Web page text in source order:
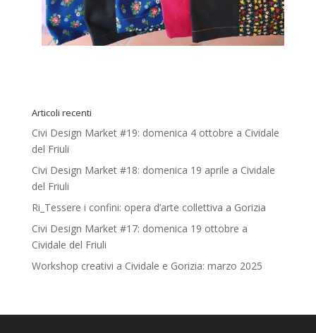
Articoli recenti
Civi Design Market #19: domenica 4 ottobre a Cividale
del Friuli
Civi Design Market #18: domenica 19 aprile a Cividale
del Friuli
Ri_Tessere i confini: opera d’arte collettiva a Gorizia
Civi Design Market #17: domenica 19 ottobre a
Cividale del Friuli
Workshop creativi a Cividale e Gorizia: marzo 2025